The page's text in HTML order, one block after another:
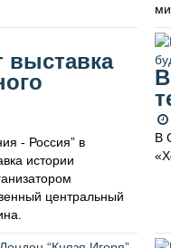
выставка
- Россия” в
истории
центральный
В